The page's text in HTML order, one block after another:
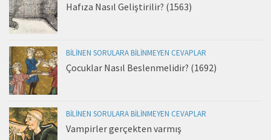
Hafıza Nasıl Geliştirilir? (1563)
BILINEN SORULARA BILINMEYEN CEVAPLAR
Çocuklar Nasıl Beslenmelidir? (1692)
BILINEN SORULARA BILINMEYEN CEVAPLAR
Vampirler gerçekten varmış